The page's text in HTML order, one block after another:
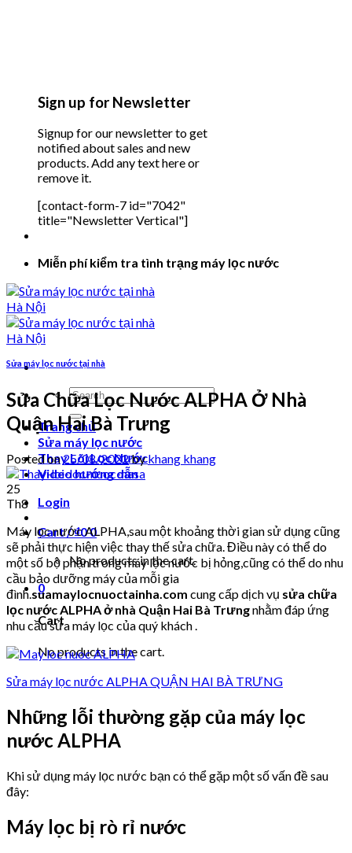
Sign up for Newsletter
Signup for our newsletter to get
notified about sales and new
products. Add any text here or
remove it.
[contact-form-7 id="7042"
title="Newsletter Vertical"]
Miễn phí kiểm tra tình trạng máy lọc nước
Search
for:
Trang chủ
Sửa máy lọc nước
Thay Lõi Lọc Nước
Video hướng dẫn
Login
Cart /₫00
No products in the cart.
0
Cart
No products in the cart.
Sửa máy lọc nước tại nhà
Sửa Chữa Lọc Nước ALPHA Ở Nhà
Quận Hai Bà Trưng
Posted on25/08/2022bykhang khang
25
Th8
Máy lọc nước ALPHA,sau một khoảng thời gian sử dụng cũng
sẽ phải thực hiện việc thay thế sửa chữa. Điều này có thể do
một số bộ phận trong máy lọc nước bị hỏng,cũng có thể do nhu
cầu bảo dưỡng máy của mỗi gia
đình.suamaylocnuoctainha.com cung cấp dịch vụ sửa chữa
lọc nước ALPHA ở nhà Quận Hai Bà Trưngnhằm đáp ứng
nhu cầu sửa máy lọc của quý khách .
Sửa máy lọc nước ALPHA QUẬN HAI BÀ TRƯNG
Những lỗi thường gặp của máy lọc
nước ALPHA
Khi sử dụng máy lọc nước bạn có thể gặp một số vấn đề sau
đây:
Máy lọc bị rò rỉ nước